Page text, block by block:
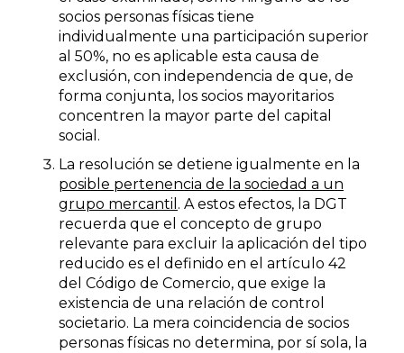
socios personas físicas tiene
individualmente una participación superior
al 50%, no es aplicable esta causa de
exclusión, con independencia de que, de
forma conjunta, los socios mayoritarios
concentren la mayor parte del capital
social.
La resolución se detiene igualmente en la
posible pertenencia de la sociedad a un
grupo mercantil . A estos efectos, la DGT
recuerda que el concepto de grupo
relevante para excluir la aplicación del tipo
reducido es el definido en el artículo 42
del Código de Comercio, que exige la
existencia de una relación de control
societario. La mera coincidencia de socios
personas físicas no determina, por sí sola, la